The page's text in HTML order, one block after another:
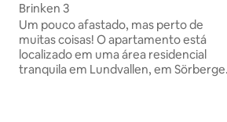
berge
Brinken 3
Um pouco afastado, mas perto de
muitas coisas! O apartamento está
localizado em uma área residencial
tranquila em Lundvallen, em Sörberge.